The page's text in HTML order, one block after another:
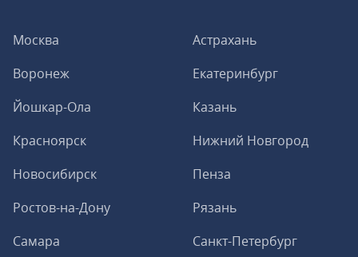
Москва
Астрахань
Воронеж
Екатеринбург
Йошкар-Ола
Казань
Красноярск
Нижний Новгород
Новосибирск
Пенза
Ростов-на-Дону
Рязань
Самара
Санкт-Петербург